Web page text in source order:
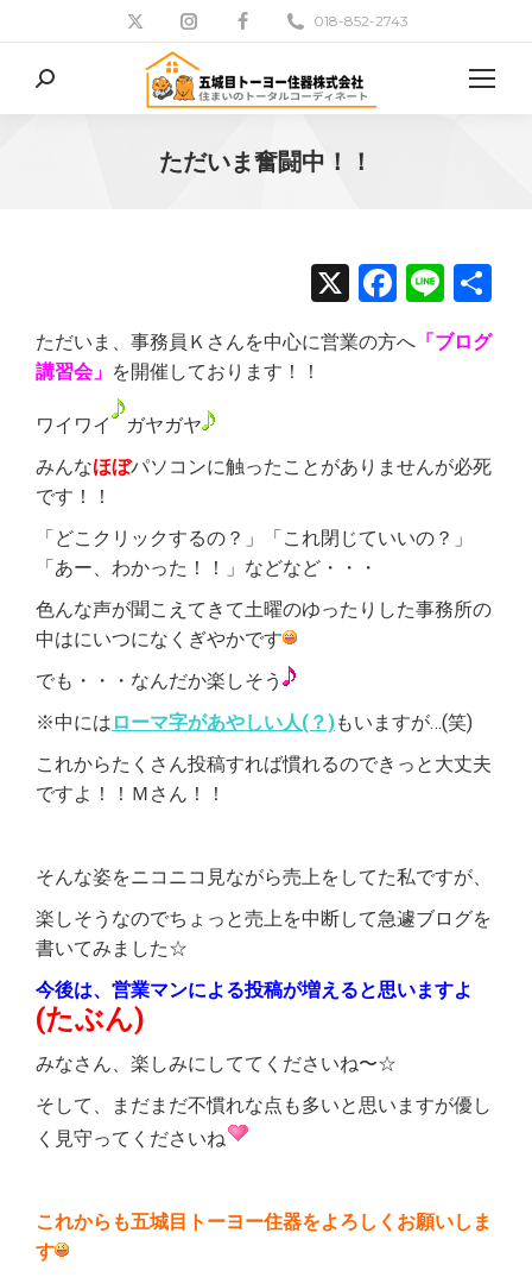
018-852-2743
検
索:
ただいま奮闘中！！
X Line
有
ただいま、事務員Ｋさんを中心に営業の方へ 「ブログ
講習会」 を開催しております！！
ワイワイ
ガヤガヤ
みんなほぼパソコンに触ったことがありませんが必死
です！！
「どこクリックするの？」「これ閉じていいの？」
「あー、わかった！！」などなど・・・
色んな声が聞こえてきて土曜のゆったりした事務所の
中はにいつになくぎやかです
でも・・・なんだか楽しそう
※中には ローマ字があやしい人(？)もいますが…(笑)
これからたくさん投稿すれば慣れるのできっと大丈夫
ですよ！！Ｍさん！！
そんな姿をニコニコ見ながら売上をしてた私ですが、
楽しそうなのでちょっと売上を中断して急遽ブログを
書いてみました☆
今後は、営業マンによる投稿が増えると思いますよ
(たぶん)
みなさん、楽しみにしててくださいね〜☆
そして、まだまだ不慣れな点も多いと思いますが優し
く見守ってくださいね
これからも五城目トーヨー住器をよろしくお願いしま
す